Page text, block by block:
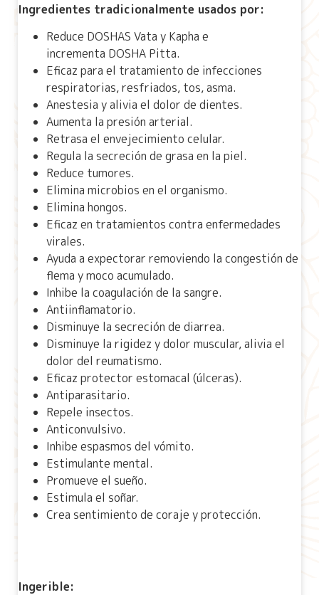
Ingredientes tradicionalmente usados por:
Reduce DOSHAS Vata y Kapha e
incrementa DOSHA Pitta.
Eficaz para el tratamiento de infecciones
respiratorias, resfriados, tos, asma.
Anestesia y alivia el dolor de dientes.
Aumenta la presión arterial.
Retrasa el envejecimiento celular.
Regula la secreción de grasa en la piel.
Reduce tumores.
Elimina microbios en el organismo.
Elimina hongos.
Eficaz en tratamientos contra enfermedades
virales.
Ayuda a expectorar removiendo la congestión de
flema y moco acumulado.
Inhibe la coagulación de la sangre.
Antiinflamatorio.
Disminuye la secreción de diarrea.
Disminuye la rigidez y dolor muscular, alivia el
dolor del reumatismo.
Eficaz protector estomacal (úlceras).
Antiparasitario.
Repele insectos.
Anticonvulsivo.
Inhibe espasmos del vómito.
Estimulante mental.
Promueve el sueño.
Estimula el soñar.
Crea sentimiento de coraje y protección.
Ingerible: